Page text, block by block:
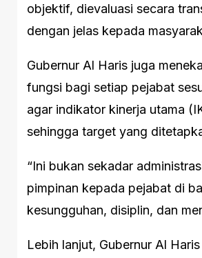
objektif, dievaluasi secara
dengan jelas kepada
Gubernur Al Haris juga
fungsi bagi setiap pejabat
agar indikator kinerja utama
sehingga target yang
“Ini bukan sekadar
pimpinan kepada pejabat di
kesungguhan, disiplin, dan
Lebih lanjut, Gubernur Al